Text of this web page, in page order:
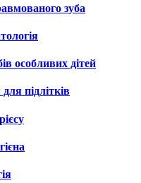
зуба
особливих дітей
підлітків